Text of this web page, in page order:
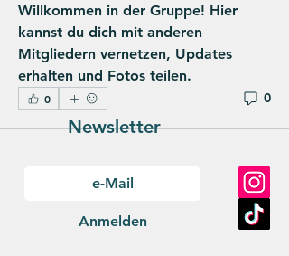
Willkommen in der Gruppe! Hier
kannst du dich mit anderen
Mitgliedern vernetzen, Updates
erhalten und Fotos teilen.
0 0
Newsletter
Anmelden